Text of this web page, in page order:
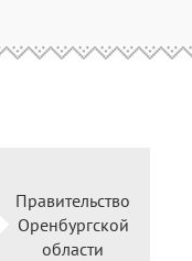
Правительство
Оренбургской
области